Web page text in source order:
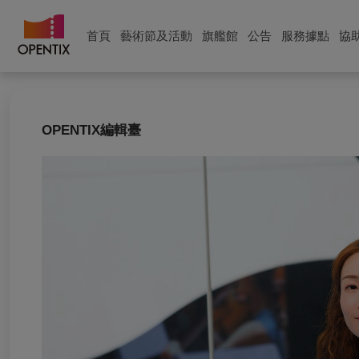
首頁 藝術節及活動 旗艦館 公告 服務據點 協
OPENTIX編輯臺